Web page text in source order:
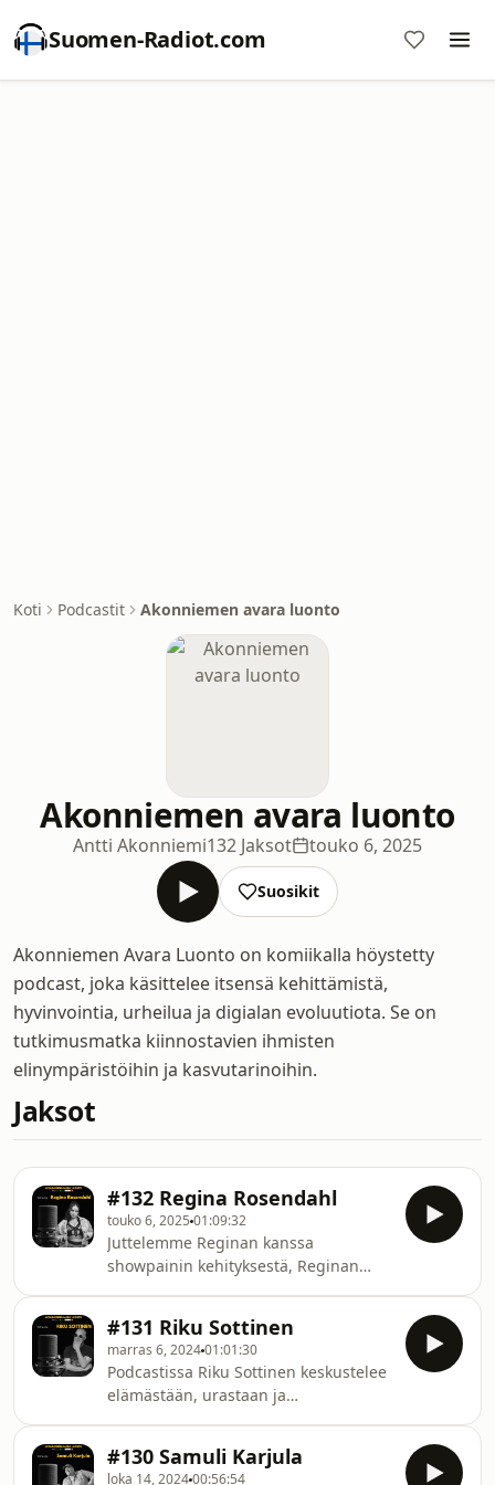
Suomen-Radiot.com
Koti Podcastit Akonniemen avara luonto
Akonniemen avara luonto
Antti Akonniemi132 Jaksot touko 6, 2025
Suosikit
Akonniemen Avara Luonto on komiikalla höystetty
podcast, joka käsittelee itsensä kehittämistä,
hyvinvointia, urheilua ja digialan evoluutiota. Se on
tutkimusmatka kiinnostavien ihmisten
elinympäristöihin ja kasvutarinoihin.
Jaksot
#132 Regina Rosendahl
touko 6, 2025 01:09:32
Juttelemme Reginan kanssa
showpainin kehityksestä, Reginan
jaksossa myös ISON uutisen!Jakso
Youtubessa:
https://youtu.be/GioyjIAr9dkLinkitReginan
IG:
https://www.instagram.com/that.reginarosendahl/
Wrestling: https://www.wrestling.fi/
(Mainos) Nauramaan.com on Suomen
#131 Riku Sottinen
marras 6, 202401:01:30
Podcastissa Riku Sottinen keskustelee
elämästään, urastaan ja
up-komiikka, yhteiskunnalliset ilmiöt
#130 Samuli Karjula
loka 14, 202400:56:54